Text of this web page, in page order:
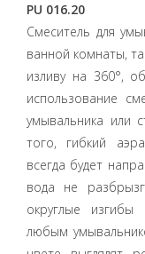
PU 016.20
Смеситель для
ванной комнаты,
изливу на 360°,
использование
умывальника или
того, гибкий
всегда будет
вода не
округлые изгибы
любым